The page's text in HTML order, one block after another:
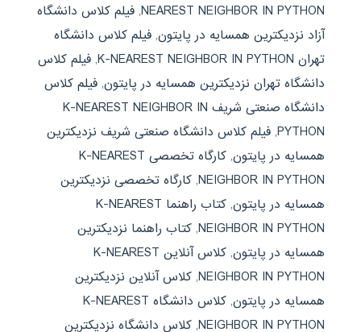
NEAREST NEIGHBOR IN PYTHON
, فیلم کلاس دانشگاه
آزاد نزدیکترین همسایه در پایتون, فیلم کلاس دانشگاه
تهران K-NEAREST NEIGHBOR IN PYTHON
, فیلم کلاس
دانشگاه تهران نزدیکترین همسایه در پایتون, فیلم کلاس
دانشگاه صنعتی شریف K-NEAREST NEIGHBOR IN
PYTHON
, فیلم کلاس دانشگاه صنعتی شریف نزدیکترین
همسایه در پایتون,
کارگاه تخصصی K-NEAREST
NEIGHBOR IN PYTHON
, کارگاه تخصصی نزدیکترین
همسایه در پایتون,
کتاب راهنما K-NEAREST
NEIGHBOR IN PYTHON
, کتاب راهنما نزدیکترین
همسایه در پایتون,
کلاس آنلاین K-NEAREST
NEIGHBOR IN PYTHON
, کلاس آنلاین نزدیکترین
همسایه در پایتون,
کلاس دانشگاه K-NEAREST
NEIGHBOR IN PYTHON
, کلاس دانشگاه نزدیکترین